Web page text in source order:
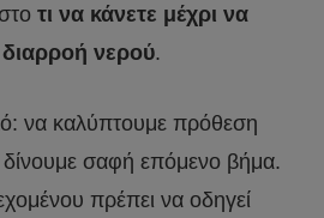
τι να κάνετε μέχρι να
διαρροή νερού.
να καλύπτουμε πρόθεση
δίνουμε σαφή επόμενο βήμα.
πρέπει να οδηγεί